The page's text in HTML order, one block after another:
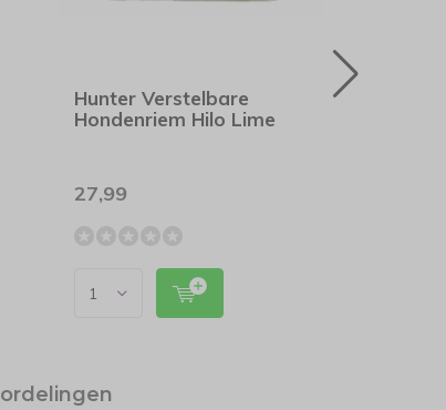
Hunter Verstelbare
Hondenriem Hilo Lime
27,99